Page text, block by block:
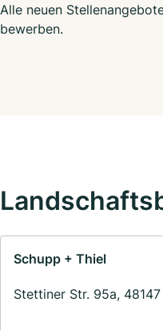
Alle neuen
bewerben.
Schupp + Thiel
Stettiner Str. 95a,